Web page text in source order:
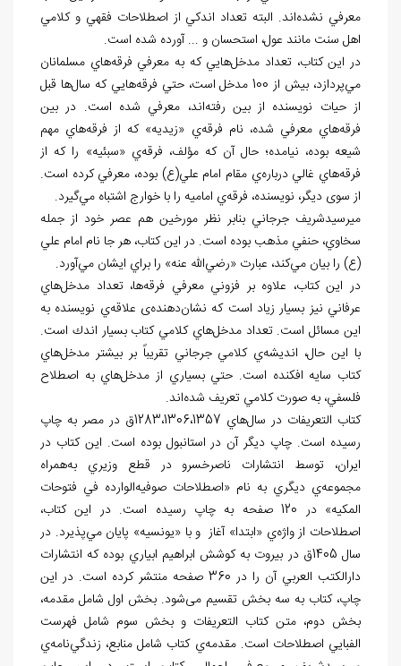
معرفي نشدهاند. البته تعداد اندكي از اصطلاحات فقهي و كلامي
اهل سنت مانند عول، استحسان و ... آورده شده است.
در اين كتاب، تعداد مدخل‌هايي كه به معرفي فرقه‌هاي مسلمانان
ميپردازد، بيش از 100 مدخل است، حتي فرقه هايي كه سالها قبل
از حيات نویسنده از بين رفتهاند، معرفي شده است. در بین
فرقههاي معرفي شده، نام فرقهي «زيديه» كه از فرقههاي مهم
شيعه بوده، نیامده؛ حال آن كه مؤلف، فرقهي «سبئيه» را كه از
فرقههاي غالي دربارهي مقام امام علي(ع) بوده، معرفي كرده است.
از سوی ديگر، نویسنده، فرقهي اماميه را با خوارج اشتباه ميگيرد.
ميرسيدشريف جرجاني بنابر نظر مورخين هم عصر خود از جمله
سخاوي، حنفي مذهب بوده است. در اين كتاب، هر جا نام امام علي
(ع) را بیان ميكند، عبارت «رضيالله عنه» را براي ایشان ميآورد.
در اين كتاب، علاوه بر فزوني معرفي فرقه‌ها، تعداد مدخلهاي
عرفاني نیز بسيار زياد است که نشاندهندهی علاقهي نويسنده به
اين مسائل است. تعداد مدخلهاي كلامي كتاب بسيار اندك است.
با اين حال، انديشهي كلامي جرجاني تقريباً بر بیشتر مدخلهاي
كتاب سايه افكنده است. حتي بسياري از مدخلهاي به اصطلاح
فلسفي، به صورت كلامي تعريف شدهاند.
كتاب التعريفات در سال
هاي 1283،1306،1357ق در مصر به چاپ
رسيده است. چاپ ديگر آن در استانبول بوده است. این کتاب در
ايران، توسط انتشارات ناصرخسرو در قطع وزيري بههمراه
مجموعهي ديگري به نام «اصطلاحات صوفيهالوارده في فتوحات
المكيه» در 120 صفحه به چاپ رسیده است. در اين كتاب،
اصطلاحات از واژهي «ابتدا» آغاز و با «يونسيه» پايان مي‌پذيرد. در
سال 1405ق در بيروت به كوشش ابراهيم ابياري بوده كه انتشارات
دارالكتب العربي آن را در 360 صفحه منتشر کرده است. در اين
چاپ، كتاب به سه بخش تقسيم میشود. بخش اول شامل مقدمه،
بخش دوم، متن كتاب التعريفات و بخش سوم شامل فهرست
الفبايي اصطلاحات است. مقدمهي كتاب شامل منابع، زندگينامهي